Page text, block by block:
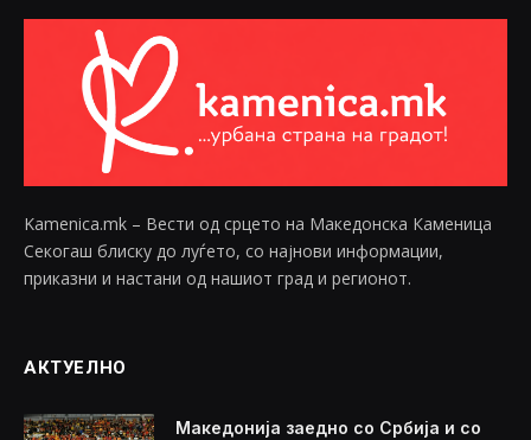
Kamenica.mk – Вести од срцето на Македонска Каменица
Секогаш блиску до луѓето, со најнови информации,
приказни и настани од нашиот град и регионот.
АКТУЕЛНО
Македонија заедно со Србија и со